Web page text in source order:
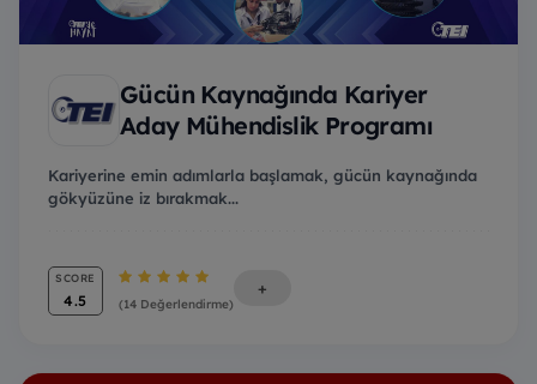
Gücün Kaynağında Kariyer
Aday Mühendislik Programı
Kariyerine emin adımlarla başlamak, gücün kaynağında
gökyüzüne iz bırakmak...
SCORE
4.5 (14 Değerlendirme)
+